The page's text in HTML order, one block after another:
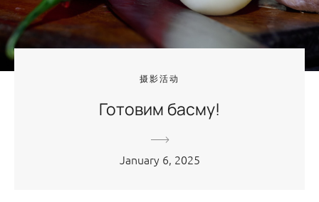
摄影活动
Готовим басму!
January 6, 2025